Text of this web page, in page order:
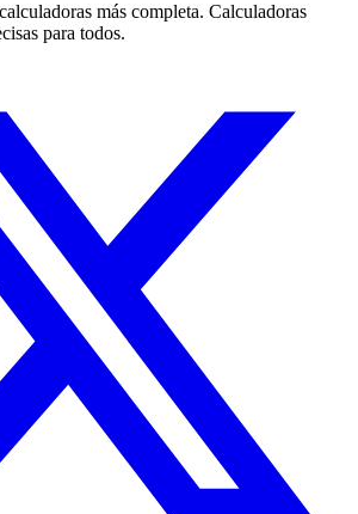
más completa. Calculadoras
para todos.